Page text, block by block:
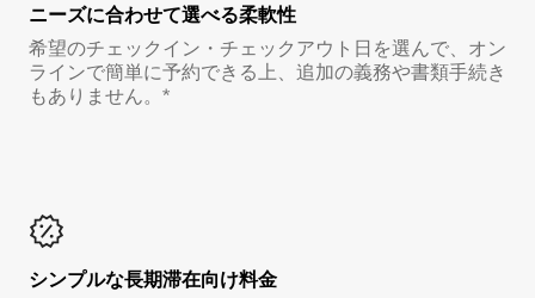
ニーズに合わせて選べる柔軟性
希望のチェックイン・チェックアウト日を選んで、オン
ラインで簡単に予約できる上、追加の義務や書類手続き
もありません。*
シンプルな長期滞在向け料金